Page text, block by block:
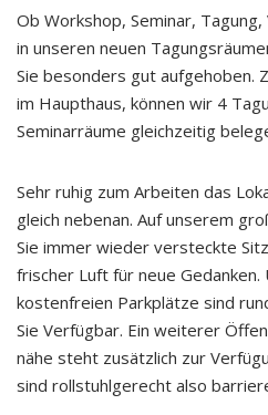
Ob Workshop, Seminar,
in unseren neuen
Sie besonders gut aufgehoben.
im Haupthaus, können wir 4
Seminarräume gleichzeitig
Sehr ruhig zum Arbeiten das
gleich nebenan. Auf unserem
Sie immer wieder versteckte
frischer Luft für neue
kostenfreien Parkplätze sind
Sie Verfügbar. Ein weiterer
nähe steht zusätzlich zur
sind rollstuhlgerecht also